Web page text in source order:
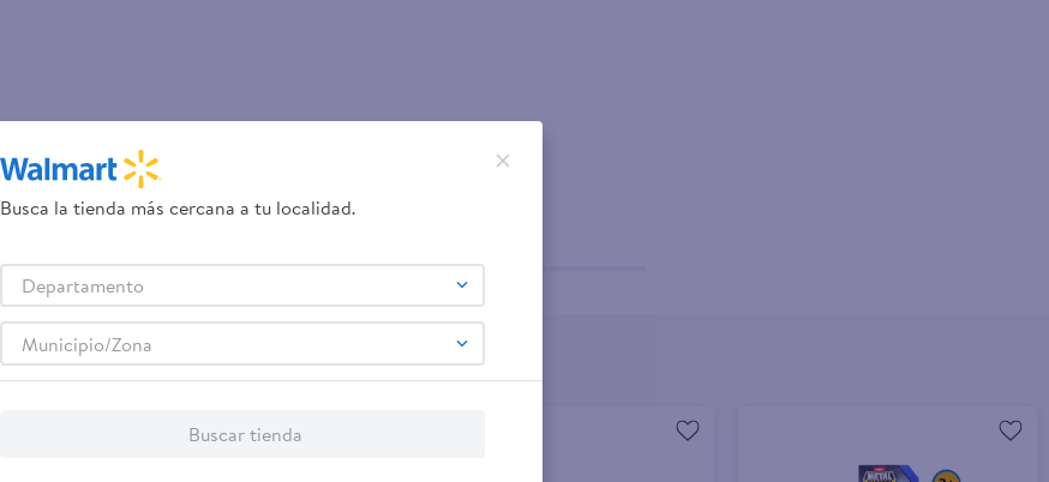
Busca la tienda más cercana a tu localidad.
Departamento
Municipio/Zona
Buscar tienda